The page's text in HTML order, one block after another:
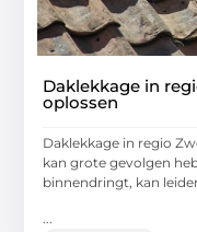
Daklekkage in
oplossen
Daklekkage in regio
kan grote gevolgen
binnendringt, kan